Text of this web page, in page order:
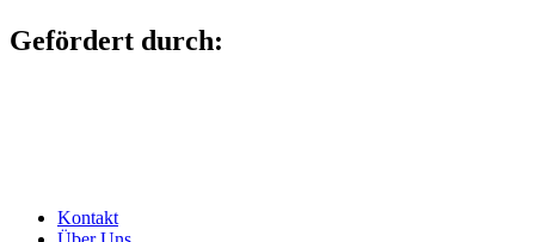
Gefördert durch:
Kontakt